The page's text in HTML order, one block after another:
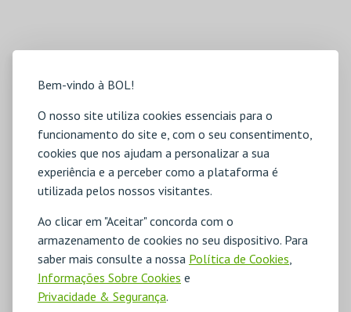
Bem-vindo à BOL!
O nosso site utiliza cookies essenciais para o
funcionamento do site e, com o seu consentimento,
cookies que nos ajudam a personalizar a sua
experiência e a perceber como a plataforma é
utilizada pelos nossos visitantes.
Ao clicar em "Aceitar" concorda com o
armazenamento de cookies no seu dispositivo. Para
saber mais consulte a nossa Política de Cookies
Informações Sobre Cookies e
Privacidade & Segurança.